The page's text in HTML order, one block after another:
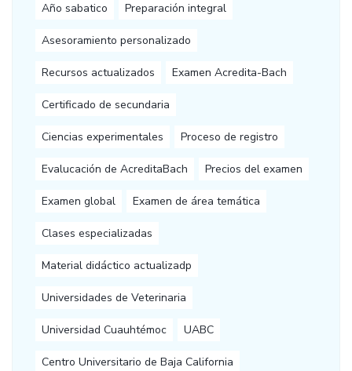
Año sabatico Preparación integral
Asesoramiento personalizado
Recursos actualizados Examen Acredita-Bach
Certificado de secundaria
Ciencias experimentales Proceso de registro
Evalucación de AcreditaBach Precios del examen
Examen global Examen de área temática
Clases especializadas
Material didáctico actualizadp
Universidades de Veterinaria
Universidad Cuauhtémoc UABC
Centro Universitario de Baja California